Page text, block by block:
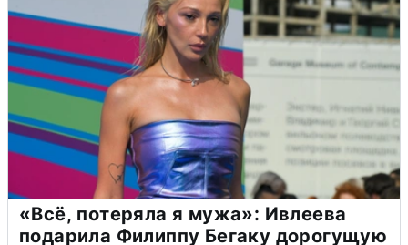
«Всё, потеряла я мужа»: Ивлеева
подарила Филиппу Бегаку дорогущую